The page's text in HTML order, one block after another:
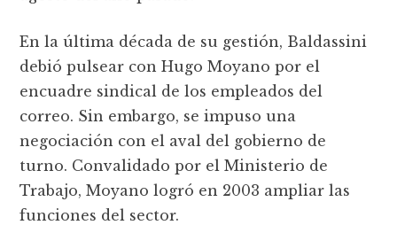
En la última década de su gestión, Baldassini
debió pulsear con Hugo Moyano por el
encuadre sindical de los empleados del
correo. Sin embargo, se impuso una
negociación con el aval del gobierno de
turno. Convalidado por el Ministerio de
Trabajo, Moyano logró en 2003 ampliar las
funciones del sector.